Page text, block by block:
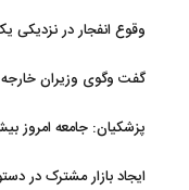
وقوع انفجار در
گفت وگوی وزیران خارجه
پزشکیان: جامعه امروز
ایجاد بازار مشترک در